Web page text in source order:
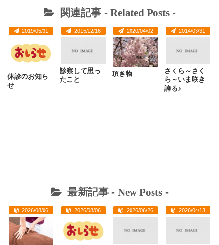
関連記事 - Related Posts-
2019/05/31
休診のお知ら
せ
2015/12/16
診察して思っ
たこと
2020/04/02
頂き物
2014/03/31
さくら～さく
ら～いま咲き
誇る♪
最新記事 - New Posts-
2026/08/06 2026/08/06 2026/06/26 2026/04/13